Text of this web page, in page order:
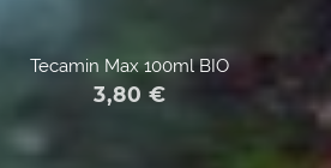
Tecamin Max 100ml BIO
3,80 €